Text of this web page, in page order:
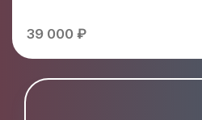
39 000 ₽